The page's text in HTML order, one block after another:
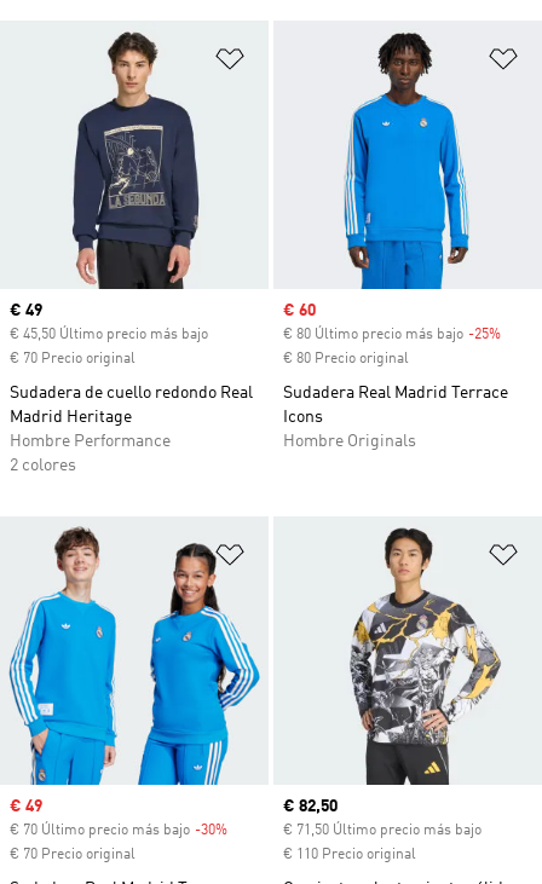
Añadir a la lista de deseos
Precio actual
€ 49
€ 45,50 Último precio más bajo
€ 70 Precio original
Sudadera de cuello redondo Real
Madrid Heritage
Hombre Performance
2 colores
Precio de venta
€ 60
€ 80 Último precio más bajo -25%
€ 80 Precio original
Sudadera Real Madrid Terrace
Icons
Hombre Originals
Añadir a la lista de deseos
Precio de venta
€ 49
€ 70 Último precio más bajo -30% Descuento
€ 70 Precio original
Precio actual
€ 82,50
€ 71,50 Último precio más bajo
€ 110 Precio original